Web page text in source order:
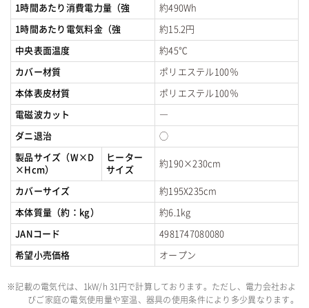
1時間あたり消費電力量（強 約490Wh
1時間あたり電気料金（強 約15.2円
中央表面温度 約45℃
カバー材質 ポリエステル100％
本体表皮材質 ポリエステル100％
電磁波カット ―
ダニ退治 ◯
製品サイズ（W×D
×Hcm）
ヒーター
サイズ
約190×230cm
カバーサイズ 約195X235cm
本体質量（約：kg） 約6.1kg
JANコード 4981747080080
希望小売価格 オープン
※記載の電気代は、1kW/h 31円で計算しております。ただし、電力会社およ
びご家庭の電気使用量や室温、器具の使用条件により多少異なります。